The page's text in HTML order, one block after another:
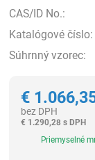
CAS/ID No.:
Katalógové číslo:
Súhrnný vzorec:
€
bez DPH
€ 1.290,28 s DPH
Priemyselné